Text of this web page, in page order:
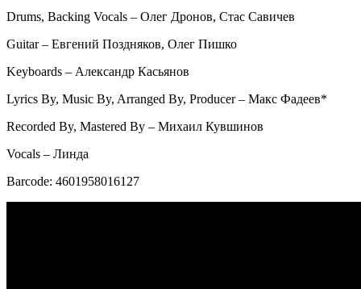
Drums, Backing Vocals – Олег Дронов, Стас Савичев
Guitar – Евгений Поздняков, Олег Пишко
Keyboards – Александр Касьянов
Lyrics By, Music By, Arranged By, Producer – Макс Фадеев*
Recorded By, Mastered By – Михаил Кувшинов
Vocals – Линда
Barcode: 4601958016127